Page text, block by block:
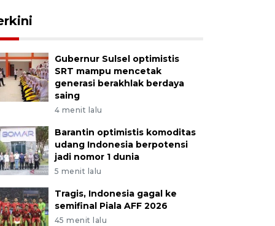
Gubernur Sulsel optimistis
SRT mampu mencetak
generasi berakhlak berdaya
saing
4 menit lalu
Barantin optimistis komoditas
udang Indonesia berpotensi
jadi nomor 1 dunia
5 menit lalu
Tragis, Indonesia gagal ke
semifinal Piala AFF 2026
45 menit lalu